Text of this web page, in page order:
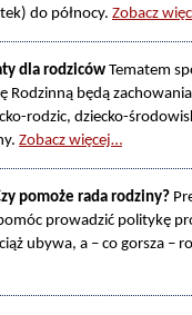
do północy. Zobacz
dla rodziców Tematem
Rodzinną będą
rodzic, dziecko-
Zobacz więcej…
pomoże rada rodziny?
prowadzić politykę
ubywa, a – co gorsza –